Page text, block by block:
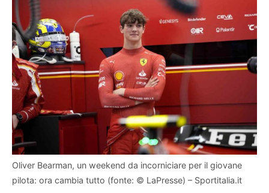
Oliver Bearman, un weekend da incorniciare per il giovane
pilota: ora cambia tutto (fonte: © LaPresse) – Sportitalia.it